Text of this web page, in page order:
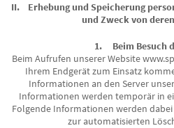
II. Erhebung und Speicherung
und Zweck von
1. Beim Besuch
Beim Aufrufen unserer Website
Ihrem Endgerät zum Einsatz
Informationen an den Server
Informationen werden temporär in
Folgende Informationen werden
zur automatisierten